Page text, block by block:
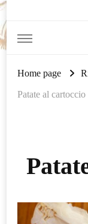
Home page
Patate al cartoccio